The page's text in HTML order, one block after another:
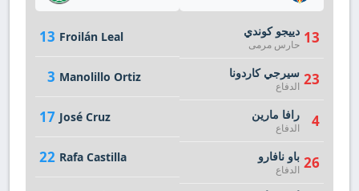
13 Froilán Leal
3 Manolillo Ortiz
17 José Cruz
22 Rafa Castilla
13 دييجو كوندي
حارس مرمى
23 سيرجي كاردونا
الدفاع
4 رافا مارين
الدفاع
26 باو نافارو
الدفاع